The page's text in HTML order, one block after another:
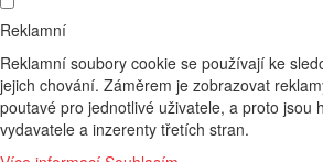
Reklamní
Reklamní soubory cookie se používají ke
jejich chování. Záměrem je zobrazovat
poutavé pro jednotlivé uživatele, a proto jsou
vydavatele a inzerenty třetích stran.